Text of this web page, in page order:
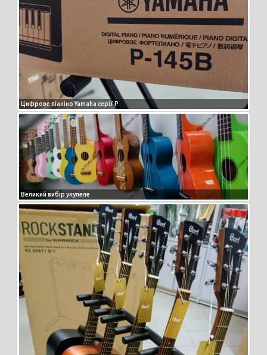
Цифрове піаніно Yamaha серії P
Великий вибір укулеле